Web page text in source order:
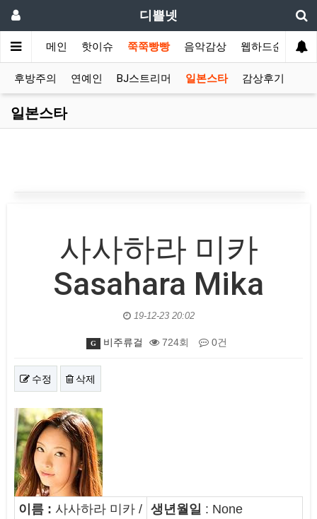
디쁠넷
메인 핫이슈 쭉쭉빵빵 음악감상 웹하드순위
후방주의 연예인 BJ스트리머 일본스타 감상후기
일본스타
사사하라 미카
Sasahara Mika
19-12-23 20:02
G 비주류걸 724회 0건
수정 삭제
본문
이름 : 사사하라 미카 / 생년월일 : None